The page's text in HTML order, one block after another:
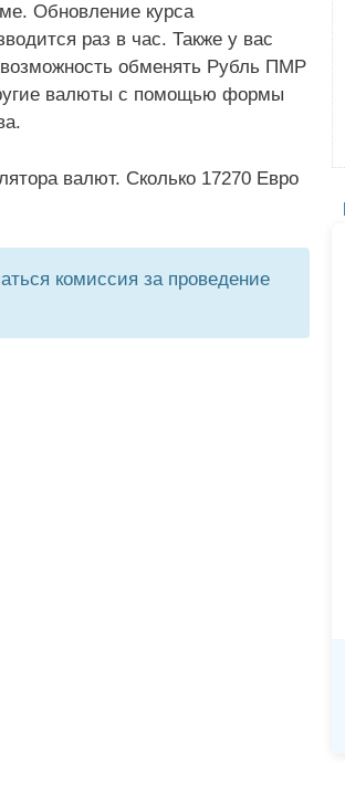
Обновление курса
раз в час. Также у вас
обменять Рубль ПМР
валюты с помощью формы
валют. Сколько 17270 Евро
комиссия за проведение